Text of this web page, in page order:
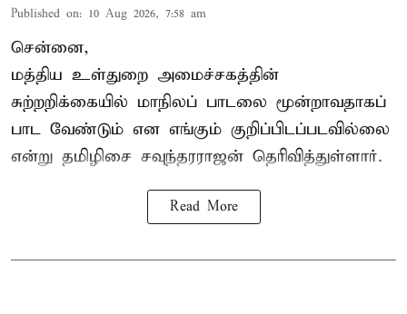
Published on: 10 Aug 2026, 7:58 am
சென்னை,
மத்திய உள்துறை அமைச்சகத்தின்
சுற்றறிக்கையில் மாநிலப் பாடலை மூன்றாவதாகப்
பாட வேண்டும் என எங்கும் குறிப்பிடப்படவில்லை
என்று தமிழிசை சவுந்தரராஜன் தெரிவித்துள்ளார்.
Read More